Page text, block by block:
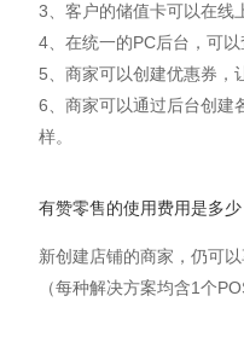
3、客户的储值卡可以在线
4、在统一的PC后台，可
5、商家可以创建优惠券，
6、商家可以通过后台创建
样。
有赞零售的使用费用是多少
新创建店铺的商家，仍可
（每种解决方案均含1个